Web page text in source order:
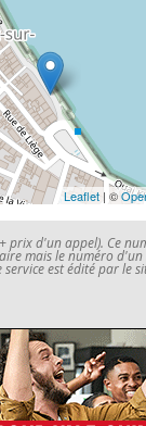
Leaflet | ©
prix d'un appel). Ce
mais le numéro
est édité par le